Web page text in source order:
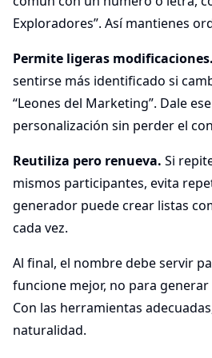
Exploradores”. Así mantienes
Permite ligeras modificaciones.
sentirse más identificado si
“Leones del Marketing”. Dale
personalización sin perder el
Reutiliza pero renueva. Si
mismos participantes, evita
generador puede crear listas
cada vez.
Al final, el nombre debe servir
funcione mejor, no para
Con las herramientas
naturalidad.